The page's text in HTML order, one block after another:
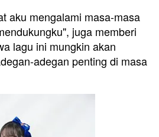
aku mengalami masa-masa
juga memberi
lagu ini mungkin akan
adegan penting di masa